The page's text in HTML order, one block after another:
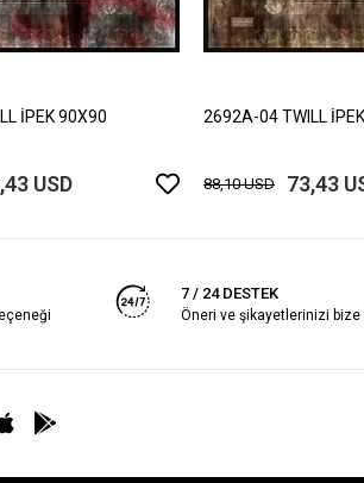
İPEK 90X90
USD
2692A-04 TWILL
88,10 USD 73,43
7 / 24 DESTEK
Öneri ve şikayetlerinizi